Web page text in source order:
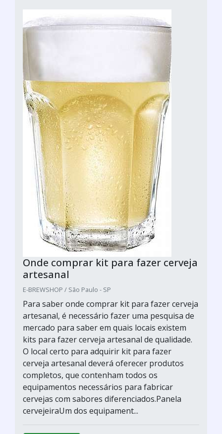
Onde comprar kit para fazer cerveja
artesanal
E-BREWSHOP / São Paulo - SP
Para saber onde comprar kit para fazer cerveja
artesanal, é necessário fazer uma pesquisa de
mercado para saber em quais locais existem
kits para fazer cerveja artesanal de qualidade.
O local certo para adquirir kit para fazer
cerveja artesanal deverá oferecer produtos
completos, que contenham todos os
equipamentos necessários para fabricar
cervejas com sabores diferenciados.Panela
cervejeiraUm dos equipament...